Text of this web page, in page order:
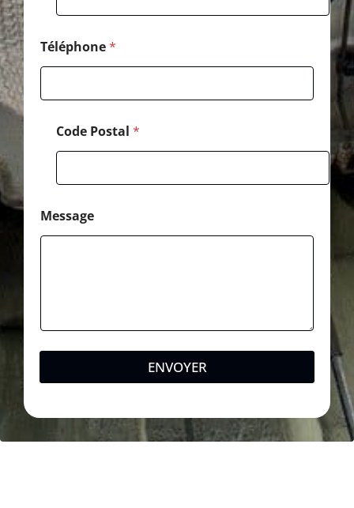
Téléphone*
Code Postal *
g
e
Message
ENVOYER